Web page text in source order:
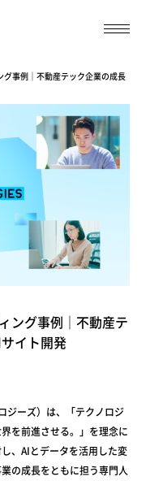
事例｜不動産テック企業の成長
ング事例｜不動産テ
イト開発
ジーズ）は、「テクノロジ
を前進させる。」を理念に
、AIとデータを活用した変
の成長をともに担う専門人